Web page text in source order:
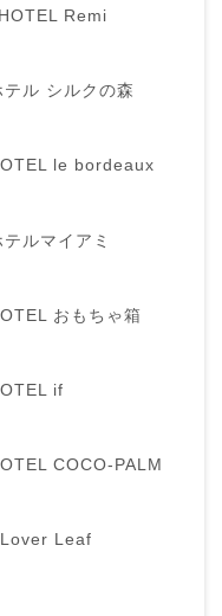
Remi
ル シルクの森
le bordeaux
ルマイアミ
おもちゃ箱
if
COCO-PALM
Leaf